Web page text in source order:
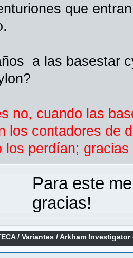
que
a las basestar
no, cuando las
los contadores de
los perdían; gracias
Para este
gracias!
/Variantes /Arkham Investigator